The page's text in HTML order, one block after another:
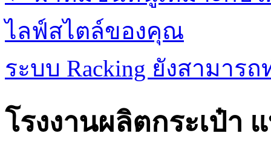
ไลฟ์สไตล์ของคุณ
ระบบ Racking ยังสามา
โรงงานผลิตกระเป๋า